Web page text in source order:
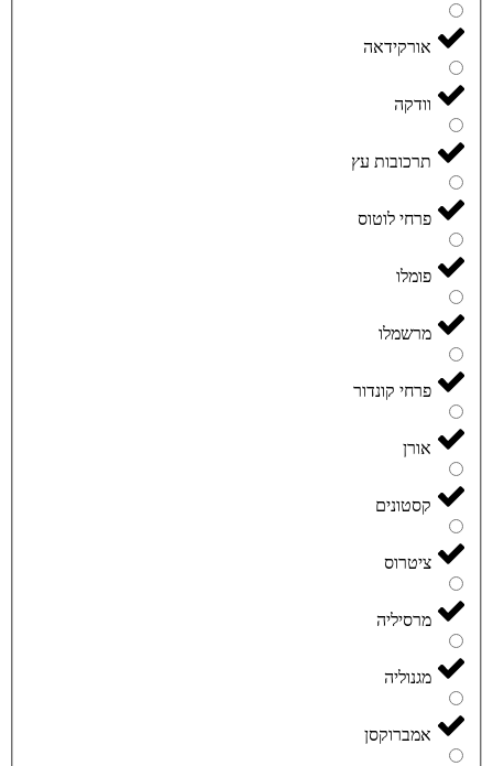
אורקידאה
וודקה
תרכובות עץ
פרחי לוטוס
פומלו
מרשמלו
פרחי קונדור
אורן
קסטונים
ציטרוס
מרסיליה
מגנוליה
אמברוקסן